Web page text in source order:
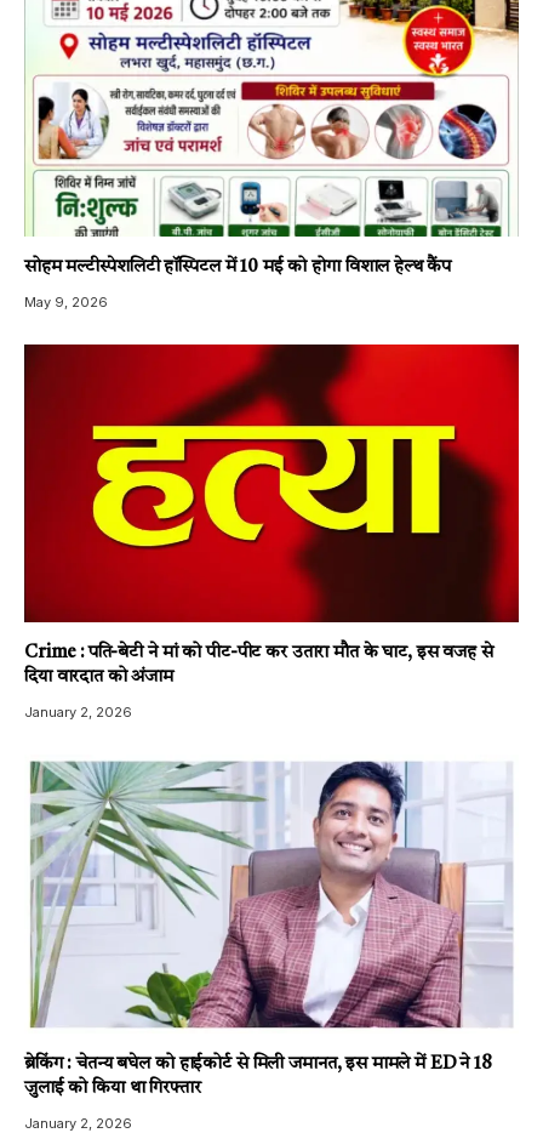
सोहम मल्टीस्पेशलिटी हॉस्पिटल में 10 मई को होगा विशाल हेल्थ कैंप
May 9, 2026
Crime : पति-बेटी ने मां को पीट-पीट कर उतारा मौत के घाट, इस वजह से
दिया वारदात को अंजाम
January 2, 2026
ब्रेकिंग : चेतन्य बघेल को हाईकोर्ट से मिली जमानत, इस मामले में ED ने 18
जुलाई को किया था गिरफ्तार
January 2, 2026